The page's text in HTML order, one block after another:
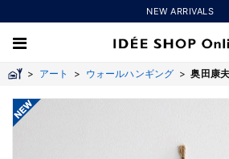
NEW ARRIVALS
> アート > ウォールハンギング >奥田康